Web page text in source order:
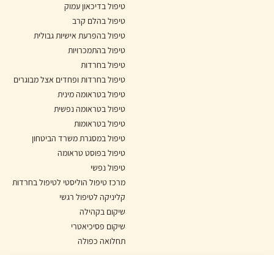
טיפול בדיכאון עמוק
טיפול בהלם קרב
טיפול בהפרעת אישיות גבולית
טיפול בהתמכרויות
טיפול בחרדות
טיפול בחרדות ופחדים אצל מבוגרים
טיפול בטראומה מינית
טיפול בטראומה נפשית
טיפול בטראומות
טיפול במסגרת משרד הביטחון
טיפול בפוסט טראומה
טיפול נפשי
מרכז טיפול הוליסטי לטיפול בחרדות
קליניקה לטיפול רגשי
שיקום בקהילה
שיקום פסיכיאטרי
תחלואה כפולה